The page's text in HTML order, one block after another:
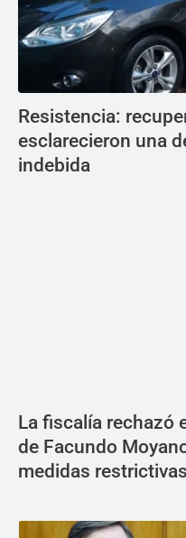
Resistencia:
esclarecieron una
indebida
La fiscalía rechazó
de Facundo
medidas restrictivas